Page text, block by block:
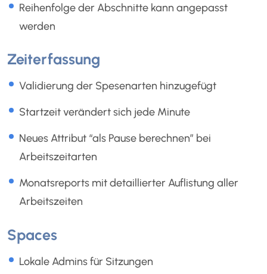
Reihenfolge der Abschnitte kann angepasst
werden
Zeiterfassung
Validierung der Spesenarten hinzugefügt
Startzeit verändert sich jede Minute
Neues Attribut “als Pause berechnen” bei
Arbeitszeitarten
Monatsreports mit detaillierter Auflistung aller
Arbeitszeiten
Spaces
Lokale Admins für Sitzungen